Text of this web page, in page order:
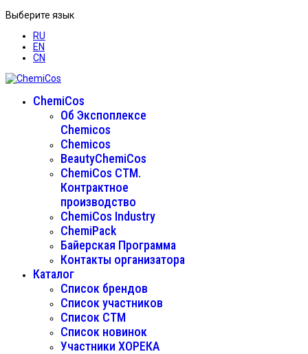
Выберите язык
RU
EN
CN
ChemiCos
Об Экспоплексе
Chemicos
Chemicos
BeautyChemiCos
ChemiCos СТМ.
Контрактное
производство
ChemiCos Industry
ChemiPack
Байерская Программа
Контакты организатора
Каталог
Список брендов
Список участников
Список СТМ
Список новинок
Участники ХОРЕКА